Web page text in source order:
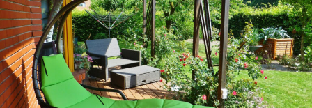
Contact
Mode sombre